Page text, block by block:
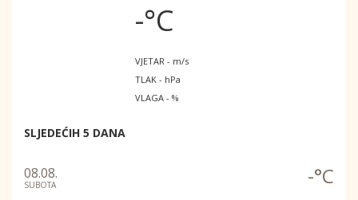
-°C
VJETAR - m/s
TLAK - hPa
VLAGA - %
SLJEDEĆIH 5 DANA
08.08.
SUBOTA -°C